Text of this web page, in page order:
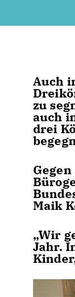
Auch
zu
auch
drei
Maik
Wir
Jahr.